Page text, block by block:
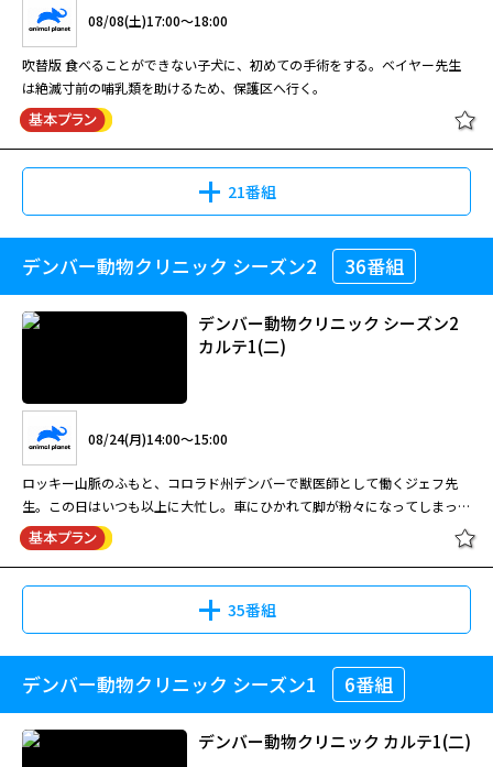
08/08(土)17:00～18:00
吹替版 食べることができない子犬に、初めての手術をする。ベイヤー先生
は絶滅寸前の哺乳類を助けるため、保護区へ行く。
21番組
デンバー動物クリニック シーズン2 36番組
デンバー動物クリニック シーズン2
カルテ1(二)
08/24(月)14:00～15:00
ロッキー山脈のふもと、コロラド州デンバーで獣医師として働くジェフ先
生。この日はいつも以上に大忙し。車にひかれて脚が粉々になってしまった
犬を必死に治療しているのだ。一方、エイミー先生は気性の荒い７羽のニワ
トリの治療を初めて行う。また、建設現場で発見された意識不明の子猫を救
35番組
デンバー動物クリニック シーズン1 6番組
デンバー動物クリニック カルテ1(二)